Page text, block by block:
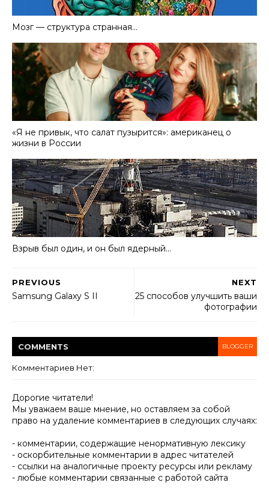
Мозг — структура странная…
«Я не привык, что салат пузырится»: американец о
жизни в России
Взрыв был один, и он был ядерный…
NEXT
25 способов улучшить ваши
фотографии
PREVIOUS
Samsung Galaxy S II
COMMENTS BLOGGER
Комментариев Нет:
Дорогие читатели!
Мы уважаем ваше мнение, но оставляем за собой
право на удаление комментариев в следующих случаях:
- комментарии, содержащие ненормативную лексику
- оскорбительные комментарии в адрес читателей
- ссылки на аналогичные проекту ресурсы или рекламу
- любые комментарии связанные с работой сайта